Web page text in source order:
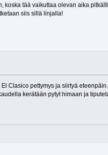
koska tää vaikuttaa olevan aika
siis sillä linjalla!
Clasico pettymys ja siirtyä
kerätään pytyt himaan ja